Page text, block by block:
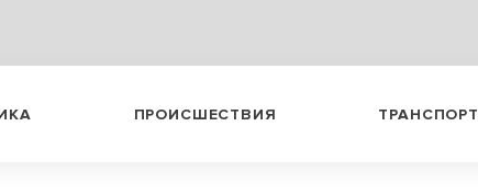
ПРОИСШЕСТВИЯ ТРАНСПОРТ